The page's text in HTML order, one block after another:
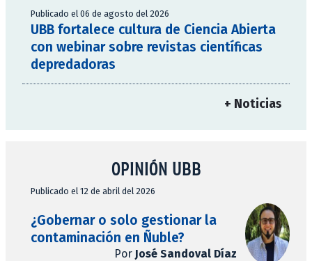
Publicado el 06 de agosto del 2026
UBB fortalece cultura de Ciencia Abierta
con webinar sobre revistas científicas
depredadoras
+ Noticias
OPINIÓN UBB
Publicado el 12 de abril del 2026
¿Gobernar o solo gestionar la
contaminación en Ñuble?
Por José Sandoval Díaz